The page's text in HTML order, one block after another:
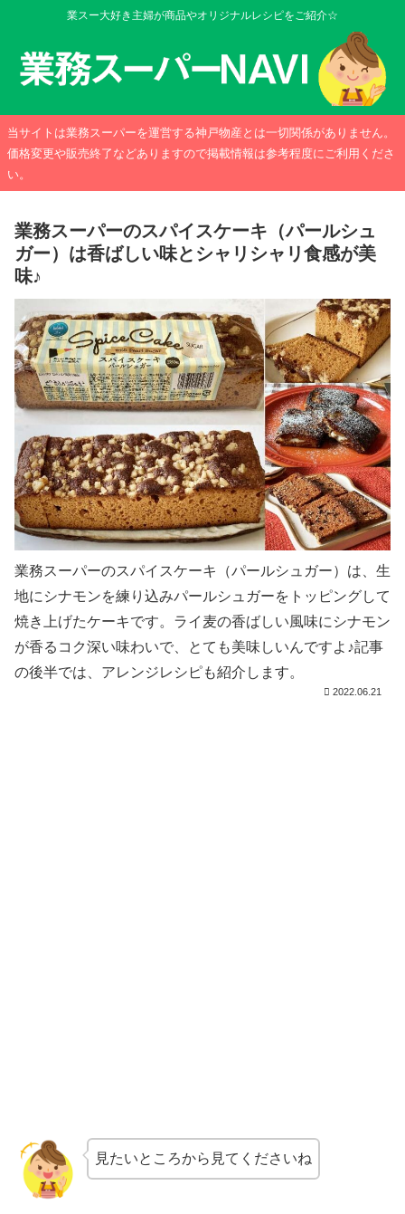
業スー大好き主婦が商品やオリジナルレシピをご紹介☆
当サイトは業務スーパーを運営する神戸物産とは一切関係がありません。
価格変更や販売終了などありますので掲載情報は参考程度にご利用くださ
い。
業務スーパーのスパイスケーキ（パールシュ
ガー）は香ばしい味とシャリシャリ食感が美
味♪
業務スーパーのスパイスケーキ（パールシュガー）は、生
地にシナモンを練り込みパールシュガーをトッピングして
焼き上げたケーキです。ライ麦の香ばしい風味にシナモン
が香るコク深い味わいで、とても美味しいんですよ♪記事
の後半では、アレンジレシピも紹介します。
2022.06.21
見たいところから見てくださいね